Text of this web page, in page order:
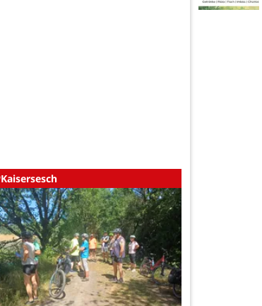
Kaisersesch